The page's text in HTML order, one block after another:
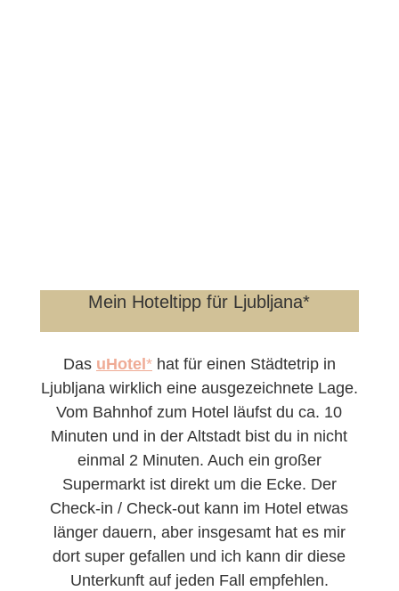
Mein Hoteltipp für Ljubljana*
Das uHotel *hat für einen Städtetrip in
Ljubljana wirklich eine ausgezeichnete Lage.
Vom Bahnhof zum Hotel läufst du ca. 10
Minuten und in der Altstadt bist du in nicht
einmal 2 Minuten. Auch ein großer
Supermarkt ist direkt um die Ecke. Der
Check-in / Check-out kann im Hotel etwas
länger dauern, aber insgesamt hat es mir
dort super gefallen und ich kann dir diese
Unterkunft auf jeden Fall empfehlen.